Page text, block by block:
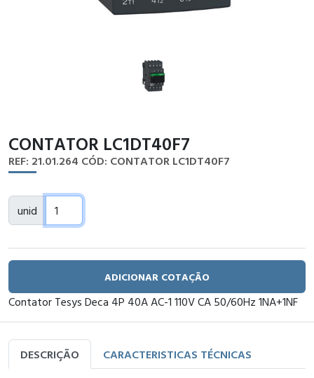
CONTATOR LC1DT40F7
REF: 21.01.264 CÓD: CONTATOR LC1DT40F7
unid
ADICIONAR COTAÇÃO
Contator Tesys Deca 4P 40A AC-1 110V CA 50/60Hz 1NA+1NF
DESCRIÇÃO CARACTERISTICAS TÉCNICAS